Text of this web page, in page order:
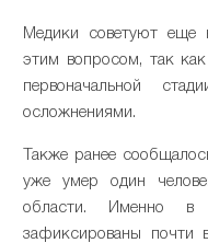
Медики советуют еще
этим вопросом, так
первоначальной
осложнениями.
Также ранее
уже умер один
области. Именно
зафиксированы почти